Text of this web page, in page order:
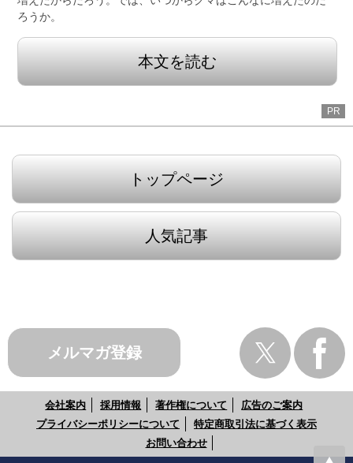
ろうか。
本文を読む
PR
トップページ
人気記事
メルマガ登録
会社案内 採用情報 著作権について
広告のご案内
プライバシーポリシーについて
特定商取引法に基づく表示
お問い合わせ